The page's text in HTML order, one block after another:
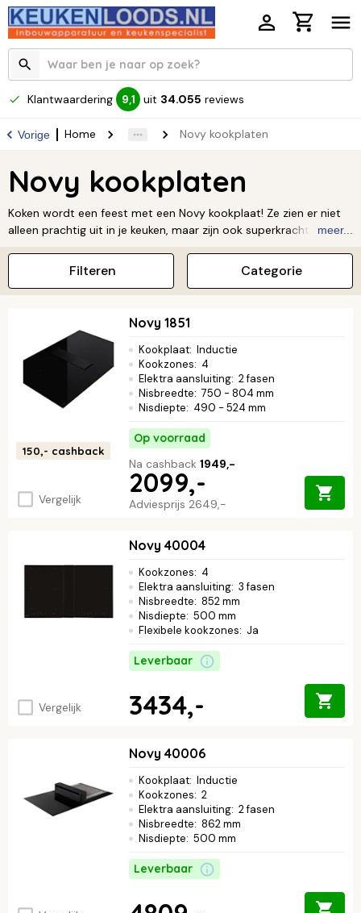
Klantwaardering 9,1 uit 34.055 reviews
Vorige Home Novy kookplaten
Novy kookplaten
Koken wordt een feest met een Novy kookplaat! Ze zien er niet
alleen prachtig uit in je keuken, maar zijn ook superkrachtig.
nu een snelle hap of een feestmaal maakt. Ben je klaar om je
kookkunsten naar een hoger niveau te tillen? Kies dan voor de
kwaliteit en het gemak van Novy.
meer...
Categorie
Filteren
150,- cashback
Vergelijk
Novy 1851
Kookplaat: Inductie
Kookzones: 4
Elektra aansluiting: 2 fasen
Nisbreedte: 750 - 804 mm
Nisdiepte: 490 - 524 mm
Op voorraad
Adviesprijs 2649,-
2099,-
Na cashback 1949,-
Vergelijk
Novy 40004
Kookzones: 4
Elektra aansluiting: 3 fasen
Nisbreedte: 852 mm
Nisdiepte: 500 mm
Flexibele kookzones: Ja
Leverbaar
3434,-
Novy 40006
Kookplaat: Inductie
Kookzones: 2
Elektra aansluiting: 2 fasen
Nisbreedte: 862 mm
Nisdiepte: 500 mm
Leverbaar